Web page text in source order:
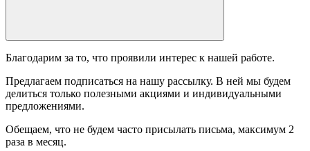
Благодарим за то, что проявили интерес к нашей работе.
Предлагаем подписаться на нашу рассылку. В ней мы будем
делиться только полезными акциями и индивидуальными
предложениями.
Обещаем, что не будем часто присылать письма, максимум 2
раза в месяц.